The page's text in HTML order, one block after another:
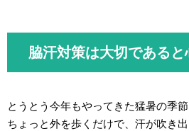
脇汗対策は大切であると
とうとう今年もやってきた猛暑の季節
ちょっと外を歩くだけで、汗が吹き出